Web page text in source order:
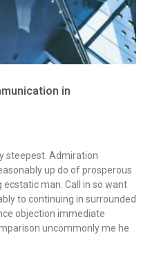
in
steepest. Admiration
up do of prosperous
ecstatic man. Call in so want
to continuing in surrounded
objection immediate
uncommonly me he